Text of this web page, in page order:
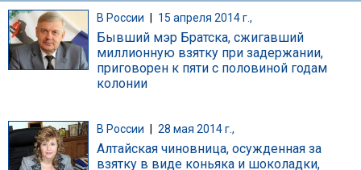
В России | 15 апреля 2014 г.,
Бывший мэр Братска, сжигавший
миллионную взятку при задержании,
приговорен к пяти с половиной годам
колонии
В России 28 мая 2014 г.,
Алтайская чиновница, осужденная за
взятку в виде коньяка и шоколадки,